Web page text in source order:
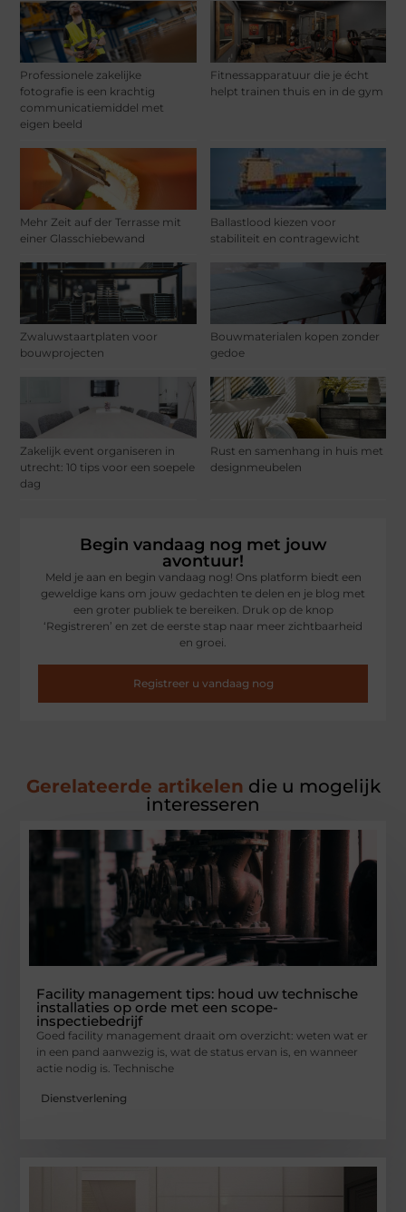
Professionele zakelijke
fotografie is een krachtig
communicatiemiddel met
eigen beeld
Fitnessapparatuur die je écht
helpt trainen thuis en in de gym
Mehr Zeit auf der Terrasse mit
einer Glasschiebewand
Ballastlood kiezen voor
stabiliteit en contragewicht
Zwaluwstaartplaten voor
bouwprojecten
Bouwmaterialen kopen zonder
gedoe
Zakelijk event organiseren in
utrecht: 10 tips voor een soepele
dag
Rust en samenhang in huis met
designmeubelen
Begin vandaag nog met jouw
avontuur!
Meld je aan en begin vandaag nog! Ons platform biedt een
geweldige kans om jouw gedachten te delen en je blog met
een groter publiek te bereiken. Druk op de knop
‘Registreren’ en zet de eerste stap naar meer zichtbaarheid
en groei.
Registreer u vandaag nog
Gerelateerde artikelen die u mogelijk
interesseren
Facility management tips: houd uw technische
installaties op orde met een scope-
inspectiebedrijf
Goed facility management draait om overzicht: weten wat er
in een pand aanwezig is, wat de status ervan is, en wanneer
actie nodig is. Technische
Dienstverlening